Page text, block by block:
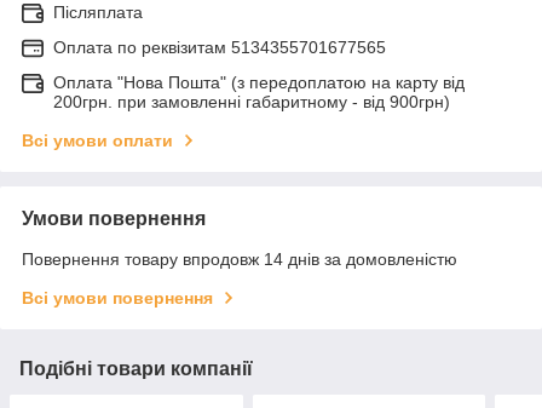
Післяплата
Оплата по реквiзитам 5134355701677565
Оплата "Нова Пошта" (з передоплатою на карту від
200грн. при замовленні габаритному - від 900грн)
Всі умови оплати
Умови повернення
Повернення товару впродовж 14 днів за домовленістю
Всі умови повернення
Подібні товари компанії